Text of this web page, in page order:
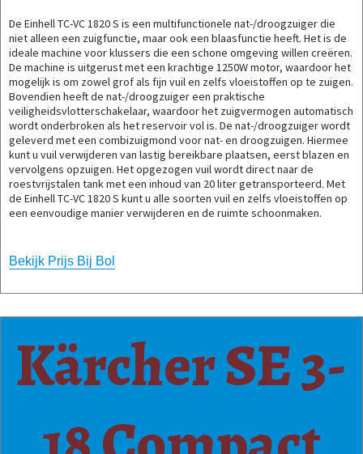
De Einhell TC-VC 1820 S is een multifunctionele nat-/droogzuiger die
niet alleen een zuigfunctie, maar ook een blaasfunctie heeft. Het is de
ideale machine voor klussers die een schone omgeving willen creëren.
De machine is uitgerust met een krachtige 1250W motor, waardoor het
mogelijk is om zowel grof als fijn vuil en zelfs vloeistoffen op te zuigen.
Bovendien heeft de nat-/droogzuiger een praktische
veiligheidsvlotterschakelaar, waardoor het zuigvermogen automatisch
wordt onderbroken als het reservoir vol is. De nat-/droogzuiger wordt
geleverd met een combizuigmond voor nat- en droogzuigen. Hiermee
kunt u vuil verwijderen van lastig bereikbare plaatsen, eerst blazen en
vervolgens opzuigen. Het opgezogen vuil wordt direct naar de
roestvrijstalen tank met een inhoud van 20 liter getransporteerd. Met
de Einhell TC-VC 1820 S kunt u alle soorten vuil en zelfs vloeistoffen op
een eenvoudige manier verwijderen en de ruimte schoonmaken.
Bekijk Prijs Bij Bol
Kärcher SE 3-